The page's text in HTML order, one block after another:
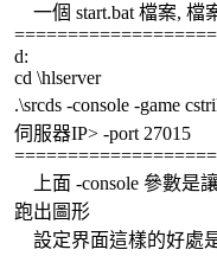
一個 start.bat 檔案, 檔
d:
cd \hlserver
.\srcds -console -game
伺服器IP> -port 27015
上面 -console 參數是
跑出圖形
設定界面這樣的好處